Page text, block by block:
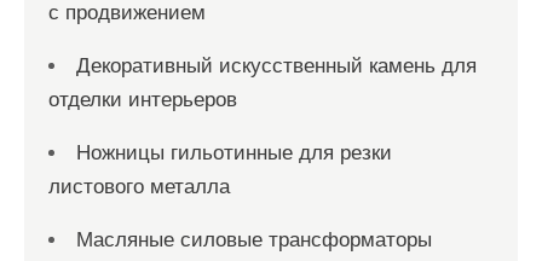
с продвижением
Декоративный искусственный камень для
отделки интерьеров
Ножницы гильотинные для резки
листового металла
Масляные силовые трансформаторы